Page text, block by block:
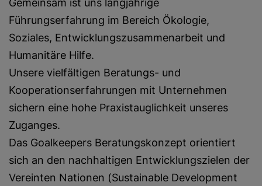
Gemeinsam ist uns langjährige
Führungserfahrung im Bereich Ökologie,
Soziales, Entwicklungszusammenarbeit und
Humanitäre Hilfe.
Unsere vielfältigen Beratungs- und
Kooperationserfahrungen mit Unternehmen
sichern eine hohe Praxistauglichkeit unseres
Zuganges.
Das Goalkeepers Beratungskonzept orientiert
sich an den nachhaltigen Entwicklungszielen der
Vereinten Nationen (Sustainable Development